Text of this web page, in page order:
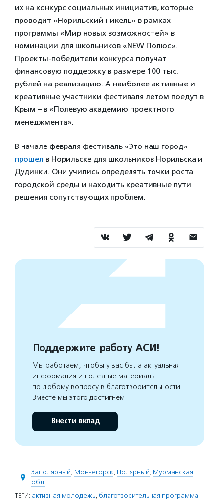
их на конкурс социальных инициатив, которые
проводит «Норильский никель» в рамках
программы «Мир новых возможностей» в
номинации для школьников «NEW Полюс».
Проекты-победители конкурса получат
финансовую поддержку в размере 100 тыс.
рублей на реализацию. А наиболее активные и
креативные участники фестиваля летом поедут в
Крым – в «Полевую академию проектного
менеджмента».
В начале февраля фестиваль «Это наш город»
прошел в Норильске для школьников Норильска и
Дудинки. Они учились определять точки роста
городской среды и находить креативные пути
решения сопутствующих проблем.
Поддержите работу АСИ!
Мы работаем, чтобы у вас была актуальная
информация и полезные материалы
по любому вопросу в благотворительности.
Вместе мы этого достигнем
Внести вклад
Заполярный, Мончегорск, Полярный, Мурманская
обл.
ТЕГИ: активная молодежь, благотворительная программа